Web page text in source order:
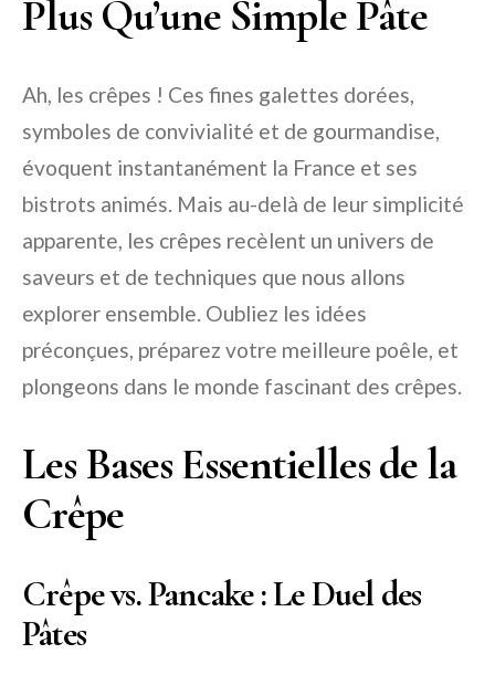
Plus Qu’une Simple Pâte
Ah, les crêpes ! Ces fines galettes dorées,
symboles de convivialité et de gourmandise,
évoquent instantanément la France et ses
bistrots animés. Mais au-delà de leur simplicité
apparente, les crêpes recèlent un univers de
saveurs et de techniques que nous allons
explorer ensemble. Oubliez les idées
préconçues, préparez votre meilleure poêle, et
plongeons dans le monde fascinant des crêpes.
Les Bases Essentielles de la
Crêpe
Crêpe vs. Pancake : Le Duel des
Pâtes